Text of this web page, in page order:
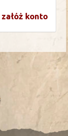
załóż konto